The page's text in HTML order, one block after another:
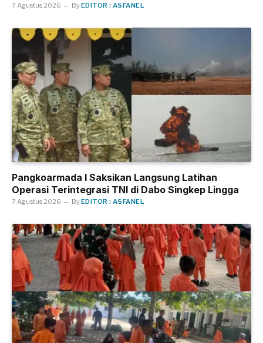
7 Agustus 2026 ByEDITOR : ASFANEL
Pangkoarmada I Saksikan Langsung Latihan
Operasi Terintegrasi TNI di Dabo Singkep Lingga
7 Agustus 2026 ByEDITOR : ASFANEL